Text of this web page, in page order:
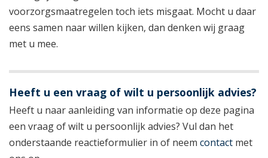
voorzorgsmaatregelen toch iets misgaat. Mocht u daar
eens samen naar willen kijken, dan denken wij graag
met u mee.
Heeft u een vraag of wilt u persoonlijk advies?
Heeft u naar aanleiding van informatie op deze pagina
een vraag of wilt u persoonlijk advies? Vul dan het
onderstaande reactieformulier in of neem contact met